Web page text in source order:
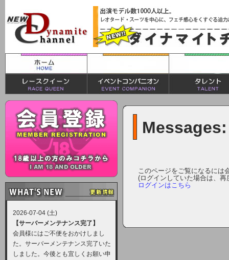
2026-07-04 (土)
【サーバーメンテナンス完了】
会員様にはご不便をおかけしまし
た。サーバーメンテナンス完了いた
しました。今後とも宜しくお願い申
Messages:
このページをご覧になるには
(ログインしていた場合は、
ログインはこちら